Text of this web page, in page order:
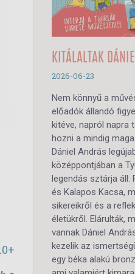
KITÁLALTAK
2026-06-23
Nem könnyű a
előadók állandó
kitéve, napról napra
hozni a mindig
Dániel András
középpontjában a
legendás sztárja
és Kalapos Kacsa,
sikereikről és a
életükről. Elárulták,
vannak Dániel
kezelik az
egy béka alakú